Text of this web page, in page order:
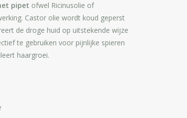
pipet ofwel Ricinusolie of
Castor olie wordt koud geperst
de droge huid op uitstekende wijze
te gebruiken voor pijnlijke spieren
haargroei.